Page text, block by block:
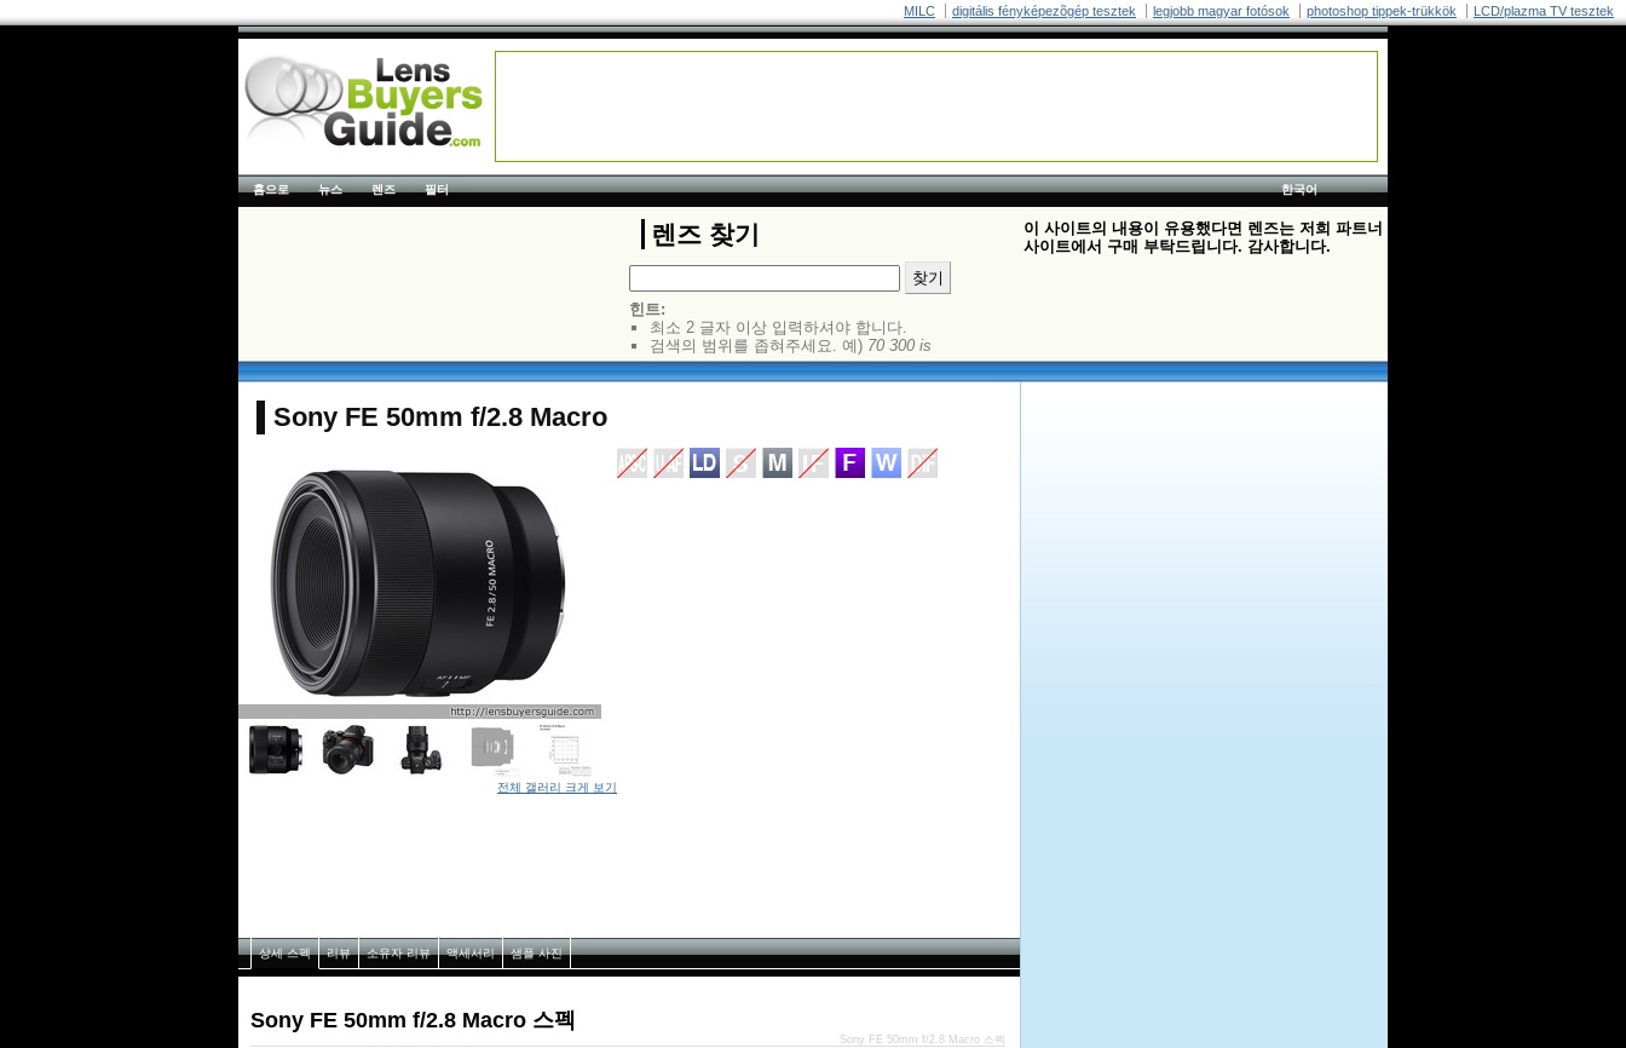
MILC digitális fényképezõgép tesztek legjobb magyar fotósok photoshop tippek-trükkök LCD/plazma TV tesztek
한국어
홈으로 뉴스 렌즈 필터
렌즈 찾기
힌트:
최소 2 글자 이상 입력하셔야 합니다.
검색의 범위를 좁혀주세요. 예) 70 300 is
이 사이트의 내용이 유용했다면 렌즈는 저희 파트너
사이트에서 구매 부탁드립니다. 감사합니다.
Sony FE 50mm f/2.8 Macro
전체 갤러리 크게 보기
상세 스펙 리뷰 소유자 리뷰 액세서리 샘플 사진
Sony FE 50mm f/2.8 Macro 스펙
Sony FE 50mm f/2.8 Macro 스펙